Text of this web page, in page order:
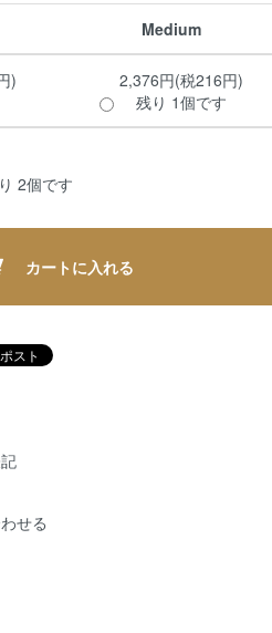
Medium
)
2,376円(税216円)
残り 1個です
2個です
カートに入れる
せる